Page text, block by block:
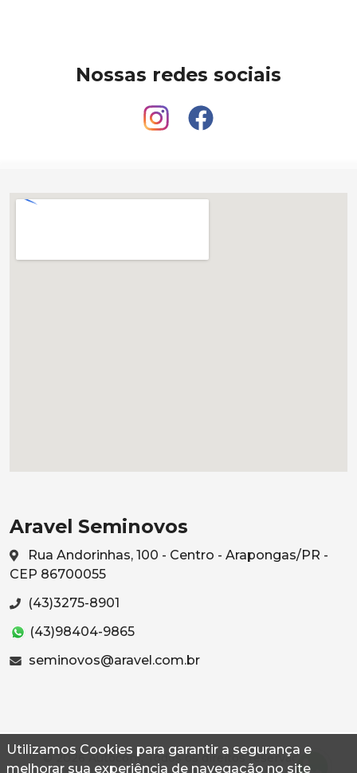
Utilizamos Cookies para garantir a segurança e
melhorar sua experiência de navegação no site
Nossas redes sociais
Aravel Seminovos
Rua Andorinhas, 100 - Centro - Arapongas/PR -
CEP 86700055
(43)3275-8901
(43)98404-9865
seminovos@aravel.com.br
© 2026 Autoconf. Todos os direitos reservados.